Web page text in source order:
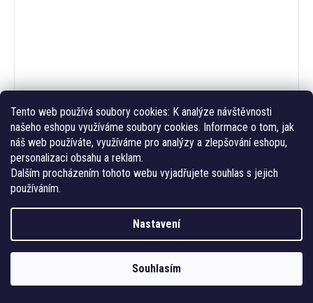
Tento web používá soubory cookies: K analýze návštěvnosti
našeho eshopu využíváme soubory cookies. Informace o tom, jak
náš web používáte, využíváme pro analýzy a zlepšování eshopu,
personalizaci obsahu a reklam.
Dalším procházením tohoto webu vyjadřujete souhlas s jejich
používáním.
Nastavení
Souhlasím
Veselý les - plakát pink